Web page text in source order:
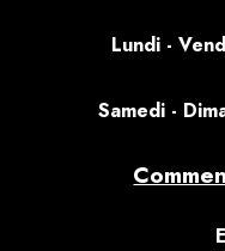
Lundi -
Samedi -